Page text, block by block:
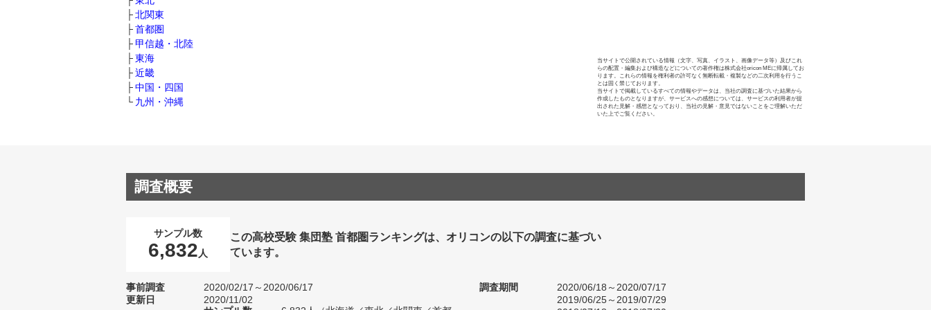
北関東
首都圏
甲信越・北陸
東海
近畿
中国・四国
九州・沖縄
当サイトで公開されている情報（文字、写真、イラスト、画像データ等）及びこれ
らの配置・編集および構造などについての著作権は株式会社oricon MEに帰属してお
ります。これらの情報を権利者の許可なく無断転載・複製などの二次利用を行うこ
とは固く禁じております。
当サイトで掲載しているすべての情報やデータは、当社の調査に基づいた結果から
作成したものとなりますが、サービスへの感想については、サービスの利用者が提
出された見解・感想となっており、当社の見解・意見ではないことをご理解いただ
いた上でご覧ください。
調査概要
サンプル数
6,832 人
この高校受験 集団塾 首都圏ランキングは、オリコンの以下の調査に基づい
ています。
事前調査
2020/02/17～2020/06/17
更新日
2020/11/02
調査期間
2020/06/18～2020/07/17
2019/06/25～2019/07/29